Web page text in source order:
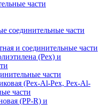
части
соединительные части
и соединительные части
(Pex) и
части
(Pex-Al-Pex, Pex-Al-
части
(PP-R) и